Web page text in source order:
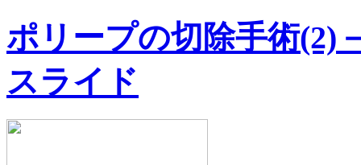
ポリープの切除手術(2)
スライド